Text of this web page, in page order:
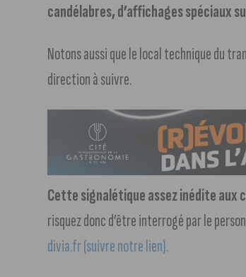
candélabres, d’affichages spéciaux
Notons aussi que le local technique du
direction à suivre.
Cette signalétique assez inédite aux
risquez donc d’être interrogé par le
divia.fr (suivre notre lien).